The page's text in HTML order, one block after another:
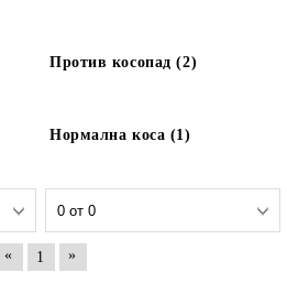
Против косопад (2)
Нормална коса (1)
« 1 »